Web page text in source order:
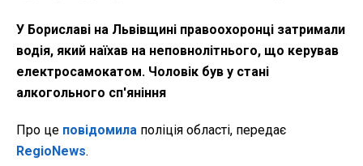
У Бориславі на Львівщині правоохоронці затримали
водія, який наїхав на неповнолітнього, що керував
електросамокатом. Чоловік був у стані
алкогольного сп'яніння
Про це повідомила поліція області, передає
RegioNews.